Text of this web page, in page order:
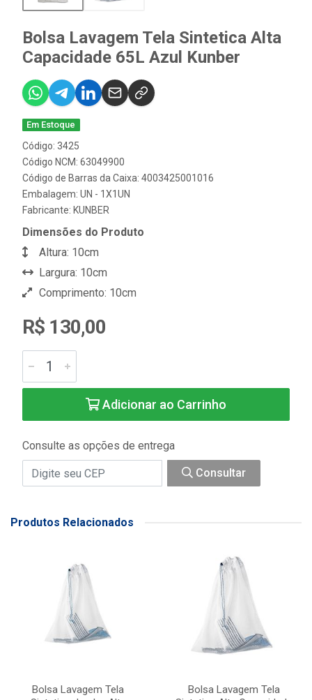
Bolsa Lavagem Tela Sintetica Alta
Capacidade 65L Azul Kunber
Em Estoque
Código: 3425
Código NCM: 63049900
Código de Barras da Caixa: 4003425001016
Embalagem: UN - 1X1UN
Fabricante: KUNBER
Dimensões do Produto
Altura: 10cm
Largura: 10cm
Comprimento: 10cm
R$ 130,00
Adicionar ao Carrinho
Consulte as opções de entrega
Consultar
Produtos Relacionados
Bolsa Lavagem Tela
Bolsa Lavagem Tela